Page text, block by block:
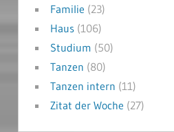
Familie (23)
Haus(106)
Studium (50)
Tanzen (80)
Tanzen intern (11)
Zitat der Woche (27)